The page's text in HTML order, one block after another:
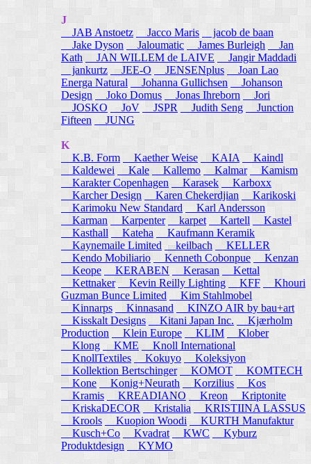
J
JAB Anstoetz
Jacco Maris
jacob de baan
Jake Dyson
Jaloumatic James Burleigh
Jan
Kath
JAN WILLEM de LAIVE
Jangir Maddadi
jankurtz JEE-O JENSENplus
Joan Lao
Energa Natural
Johanna Gullichsen
Johanson
Design
Joko Domus Jonas Ihreborn
Jori
JOSKO
JoV JSPR Judith Seng
Junction
Fifteen
JUNG
K
K.B. Form
Kaether Weise KAIA
Kaindl
Kaldewei
Kale Kallemo Kalmar
Kamism
Karakter Copenhagen
Karasek
Karboxx
Karcher Design
Karen Chekerdjian
Karikoski
Karimoku New Standard
Karl Andersson
Karman
Karpenter karpet Kartell
Kastel
Kasthall
Kateha
Kaufmann Keramik
Kaynemaile Limited keilbach
KELLER
Kendo Mobiliario
Kenneth Cobonpue
Kenzan
Keope
KERABEN Kerasan
Kettal
Kettnaker Kevin Reilly Lighting KFF
Khouri
Guzman Bunce Limited
Kim Stahlmobel
Kinnarps
Kinnasand
KINZO AIR by bau+art
Kisskalt Designs
Kitani Japan Inc.
Kjærholm
Production
Klein Europe KLIM
Klober
Klong
KME
Knoll International
KnollTextiles
Kokuyo
Koleksiyon
Kollektion Bertschinger KOMOT
KOMTECH
Kone
Konig+Neurath Korzilius
Kos
Kramis
KREADIANO Kreon
Kriptonite
KriskaDECOR
Kristalia
KRISTIINA LASSUS
Krools
Kuopion Woodi
KURTH Manufaktur
Kusch+Co
Kvadrat KWC
Kyburz
Produktdesign
KYMO